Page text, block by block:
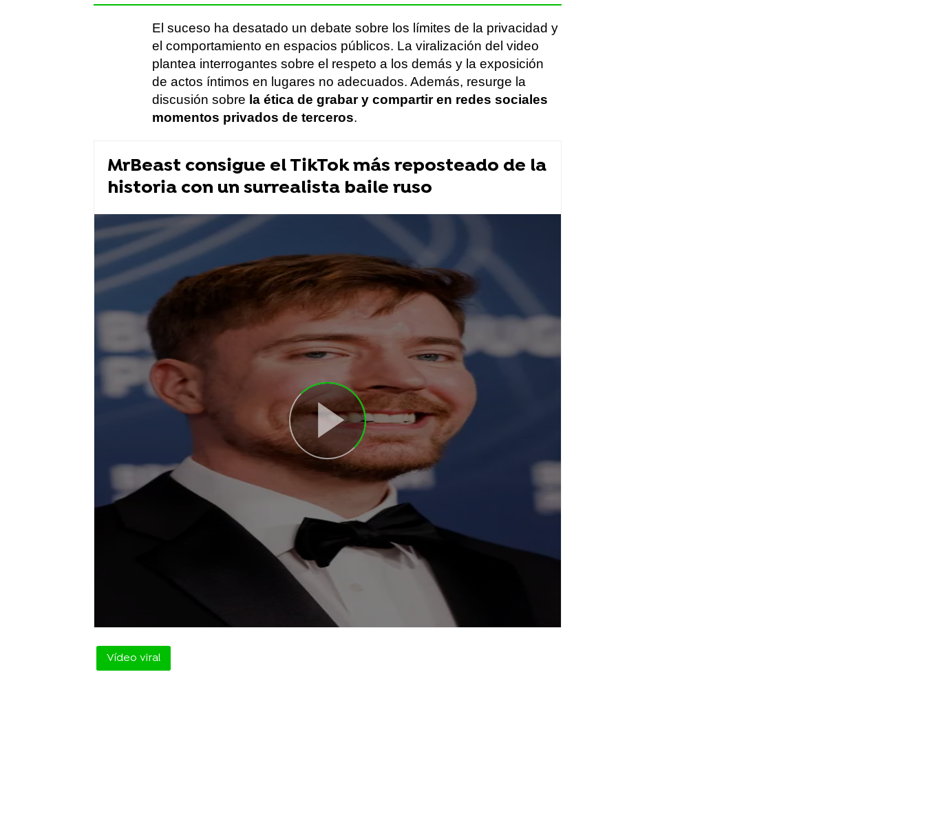
El suceso ha desatado un debate sobre los límites de la privacidad y
el comportamiento en espacios públicos. La viralización del video
plantea interrogantes sobre el respeto a los demás y la exposición
de actos íntimos en lugares no adecuados. Además, resurge la
discusión sobre la ética de grabar y compartir en redes sociales
momentos privados de terceros.
MrBeast consigue el TikTok más reposteado de la
historia con un surrealista baile ruso
Vídeo viral